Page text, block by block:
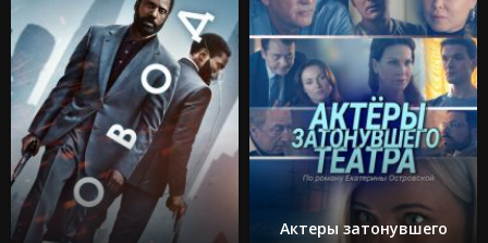
Актеры затонувшего